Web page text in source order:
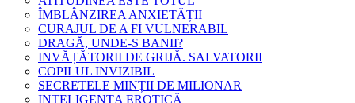
ÎMBLÂNZIREA ANXIETĂȚII
CURAJUL DE A FI VULNERABIL
DRAGĂ, UNDE-S BANII?
INVĂȚĂTORII DE GRIJĂ. SALVATORII
COPILUL INVIZIBIL
SECRETELE MINȚII DE MILIONAR
INTELIGENȚA EROTICĂ